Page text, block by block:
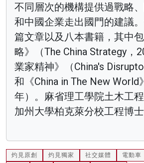
不同層次的機構提供過戰略
和中國企業走出國門的建議
篇文章以及八本書籍，其中
略》（The China Strategy，
業家精神》（China's
和《China in The New World
年）。麻省理工學院土木工
加州大學柏克萊分校工程博士
灼見原創 灼見獨家 社交媒體 電動車